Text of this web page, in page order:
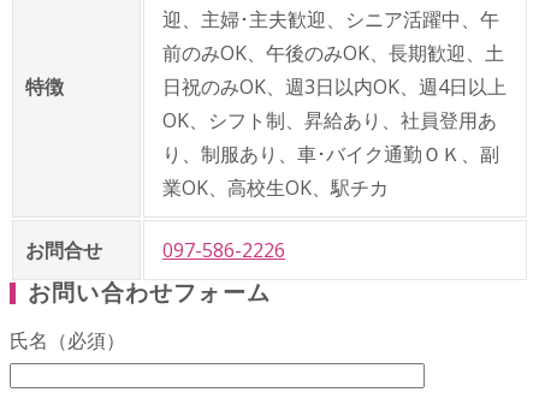
特徴
迎、主婦･主夫歓迎、シニア活躍中、午
前のみOK、午後のみOK、長期歓迎、土
日祝のみOK、週3日以内OK、週4日以上
OK、シフト制、昇給あり、社員登用あ
り、制服あり、車･バイク通勤ＯＫ、副
業OK、高校生OK、駅チカ
お問合せ
097-586-2226
お問い合わせフォーム
氏名（必須）